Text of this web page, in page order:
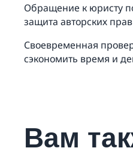
Обращение к юристу
защита авторских
Своевременная
сэкономить время и
Вам